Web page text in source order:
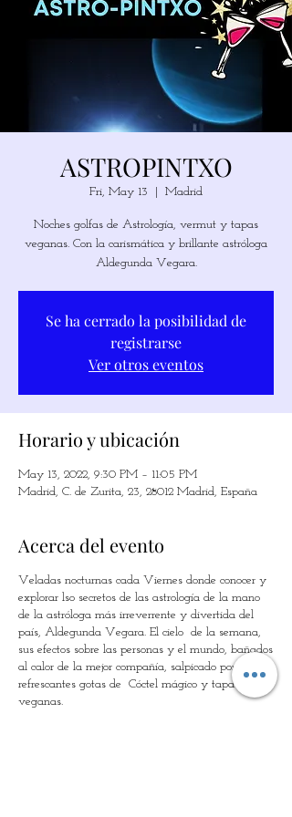
ASTROPINTXO
Fri, May 13 Madrid
Noches golfas de Astrología, vermut y tapas
veganas. Con la carismática y brillante astróloga
Aldegunda Vegara.
Se ha cerrado la posibilidad de
registrarse
Ver otros eventos
Horario y ubicación
May 13, 2022, 9:30 PM – 11:05 PM
Madrid, C. de Zurita, 23, 28012 Madrid, España
Acerca del evento
Veladas nocturnas cada Viernes donde conocer y
explorar lso secretos de las astrología de la mano
de la astróloga más irreverrente y divertida del
país, Aldegunda Vegara. El cielo de la semana,
sus efectos sobre las personas y el mundo, bañados
al calor de la mejor compañía, salpicado por unas
refrescantes gotas de Cóctel mágico y tapas
veganas.